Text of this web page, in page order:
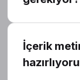
İçerik